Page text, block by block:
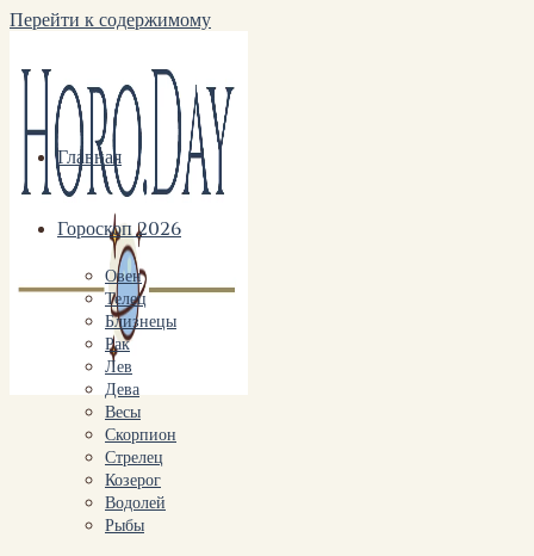
Перейти к содержимому
Главная
Гороскоп 2026
Овен
Телец
Близнецы
Рак
Лев
Дева
Весы
Скорпион
Стрелец
Козерог
Водолей
Рыбы